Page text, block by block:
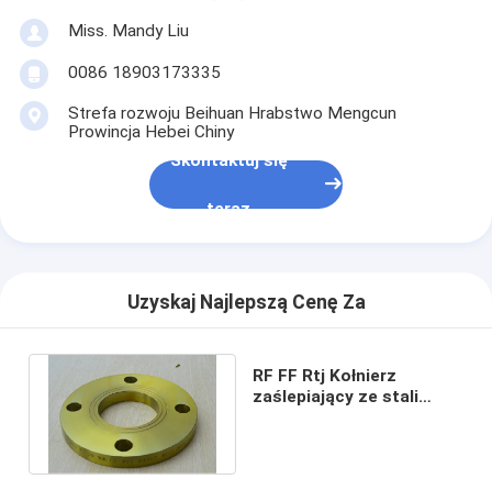
Miss. Mandy Liu
0086 18903173335
Strefa rozwoju Beihuan Hrabstwo Mengcun
Prowincja Hebei Chiny
Skontaktuj się
teraz
Uzyskaj Najlepszą Cenę Za
RF FF Rtj Kołnierz
zaślepiający ze stali